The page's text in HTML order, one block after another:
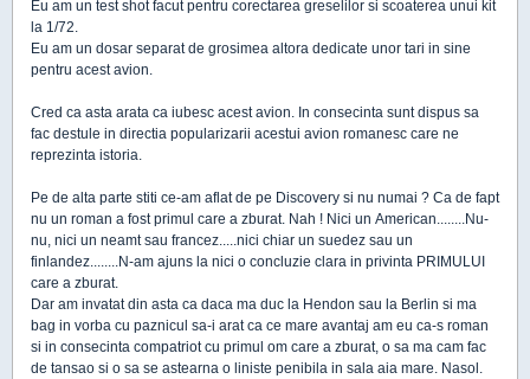
Eu am un test shot facut pentru corectarea greselilor si scoaterea unui kit
la 1/72.
Eu am un dosar separat de grosimea altora dedicate unor tari in sine
pentru acest avion.
Cred ca asta arata ca iubesc acest avion. In consecinta sunt dispus sa
fac destule in directia popularizarii acestui avion romanesc care ne
reprezinta istoria.
Pe de alta parte stiti ce-am aflat de pe Discovery si nu numai ? Ca de fapt
nu un roman a fost primul care a zburat. Nah ! Nici un American........Nu-
nu, nici un neamt sau francez.....nici chiar un suedez sau un
finlandez........N-am ajuns la nici o concluzie clara in privinta PRIMULUI
care a zburat.
Dar am invatat din asta ca daca ma duc la Hendon sau la Berlin si ma
bag in vorba cu paznicul sa-i arat ca ce mare avantaj am eu ca-s roman
si in consecinta compatriot cu primul om care a zburat, o sa ma cam fac
de tansao si o sa se astearna o liniste penibila in sala aia mare. Nasol.